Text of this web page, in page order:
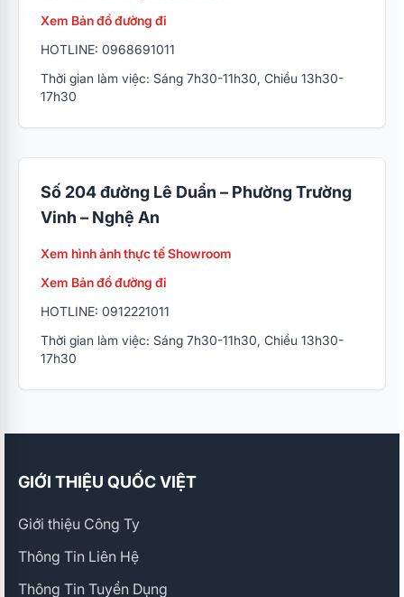
Xem Bản đồ đường đi
HOTLINE: 0968691011
Thời gian làm việc: Sáng 7h30-11h30, Chiều 13h30-
17h30
Số 204 đường Lê Duẩn – Phường Trường
Vinh – Nghệ An
Xem hình ảnh thực tế Showroom
Xem Bản đồ đường đi
HOTLINE: 0912221011
Thời gian làm việc: Sáng 7h30-11h30, Chiều 13h30-
17h30
GIỚI THIỆU QUỐC VIỆT
Giới thiệu Công Ty
Thông Tin Liên Hệ
Thông Tin Tuyển Dụng